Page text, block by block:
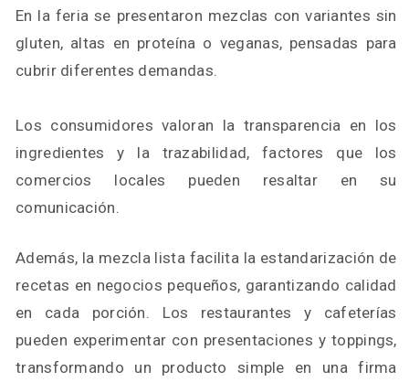
En la feria se presentaron mezclas con variantes sin
gluten, altas en proteína o veganas, pensadas para
cubrir diferentes demandas.
Los consumidores valoran la transparencia en los
ingredientes y la trazabilidad, factores que los
comercios locales pueden resaltar en su
comunicación.
Además, la mezcla lista facilita la estandarización de
recetas en negocios pequeños, garantizando calidad
en cada porción. Los restaurantes y cafeterías
pueden experimentar con presentaciones y toppings,
transformando un producto simple en una firma